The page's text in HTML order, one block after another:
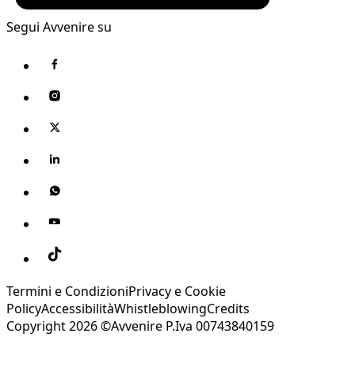
Segui Avvenire su
Termini e CondizioniPrivacy e Cookie
PolicyAccessibilitàWhistleblowingCredits
Copyright 2026 ©Avvenire P.Iva 00743840159